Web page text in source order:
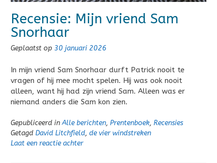
Recensie: Mijn vriend Sam
Snorhaar
Geplaatst op 30 januari 2026
In mijn vriend Sam Snorhaar durft Patrick nooit te
vragen of hij mee mocht spelen. Hij was ook nooit
alleen, want hij had zijn vriend Sam. Alleen was er
niemand anders die Sam kon zien.
Gepubliceerd inAlle berichten, Prentenboek, Recensies
Getagd David Litchfield, de vier windstreken
Laat een reactie achter